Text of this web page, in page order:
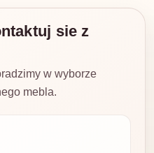
sie z
w wyborze
mebla.